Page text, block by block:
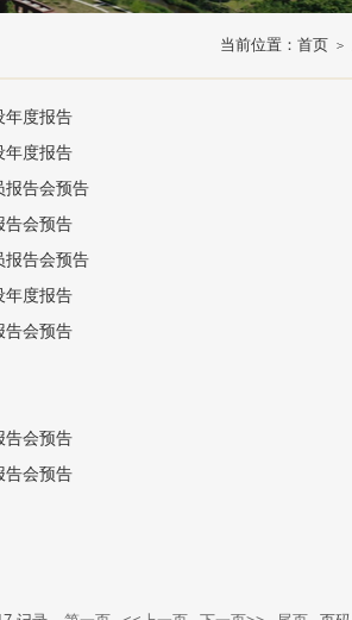
当前位置： 首页
度报告
度报告
告会预告
会预告
告会预告
度报告
会预告
会预告
会预告